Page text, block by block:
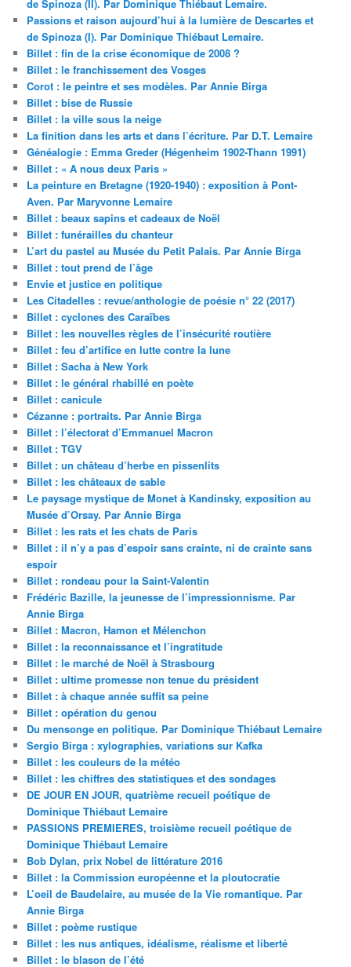
de Spinoza (II). Par Dominique Thiébaut Lemaire.
Passions et raison aujourd’hui à la lumière de Descartes et
de Spinoza (I). Par Dominique Thiébaut Lemaire.
Billet : fin de la crise économique de 2008 ?
Billet : le franchissement des Vosges
Corot : le peintre et ses modèles. Par Annie Birga
Billet : bise de Russie
Billet : la ville sous la neige
La finition dans les arts et dans l’écriture. Par D.T. Lemaire
Généalogie : Emma Greder (Hégenheim 1902-Thann 1991)
Billet : « A nous deux Paris »
La peinture en Bretagne (1920-1940) : exposition à Pont-
Aven. Par Maryvonne Lemaire
Billet : beaux sapins et cadeaux de Noël
Billet : funérailles du chanteur
L’art du pastel au Musée du Petit Palais. Par Annie Birga
Billet : tout prend de l’âge
Envie et justice en politique
Les Citadelles : revue/anthologie de poésie n° 22 (2017)
Billet : cyclones des Caraïbes
Billet : les nouvelles règles de l’insécurité routière
Billet : feu d’artifice en lutte contre la lune
Billet : Sacha à New York
Billet : le général rhabillé en poète
Billet : canicule
Cézanne : portraits. Par Annie Birga
Billet : l’électorat d’Emmanuel Macron
Billet : TGV
Billet : un château d’herbe en pissenlits
Billet : les châteaux de sable
Le paysage mystique de Monet à Kandinsky, exposition au
Musée d’Orsay. Par Annie Birga
Billet : les rats et les chats de Paris
Billet : il n’y a pas d’espoir sans crainte, ni de crainte sans
espoir
Billet : rondeau pour la Saint-Valentin
Frédéric Bazille, la jeunesse de l’impressionnisme. Par
Annie Birga
Billet : Macron, Hamon et Mélenchon
Billet : la reconnaissance et l’ingratitude
Billet : le marché de Noël à Strasbourg
Billet : ultime promesse non tenue du président
Billet : à chaque année suffit sa peine
Billet : opération du genou
Du mensonge en politique. Par Dominique Thiébaut Lemaire
Sergio Birga : xylographies, variations sur Kafka
Billet : les couleurs de la météo
Billet : les chiffres des statistiques et des sondages
DE JOUR EN JOUR, quatrième recueil poétique de
Dominique Thiébaut Lemaire
PASSIONS PREMIERES, troisième recueil poétique de
Dominique Thiébaut Lemaire
Bob Dylan, prix Nobel de littérature 2016
Billet : la Commission européenne et la ploutocratie
L’oeil de Baudelaire, au musée de la Vie romantique. Par
Annie Birga
Billet : poème rustique
Billet : les nus antiques, idéalisme, réalisme et liberté
Billet : le blason de l’été